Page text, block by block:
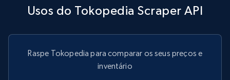
specific URLs by using profile URL
URL, User posted, Description, Hashtags, Num
Usos do Tokopedia Scraper API
Raspe Tokopedia para comparar os seus preços e
inventário